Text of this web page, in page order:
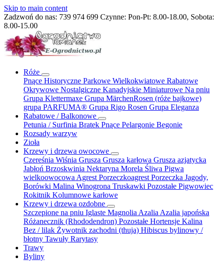
Skip to main content
Zadzwoń do nas: 739 974 699 Czynne: Pon-Pt: 8.00-18.00, Sobota:
8.00-15.00
Róże
Pnące Historyczne Parkowe Wielkokwiatowe Rabatowe
Okrywowe Nostalgiczne Kanadyjskie Miniaturowe Na pniu
Grupa Klettermaxe Grupa MärchenRosen (róże bajkowe)
grupa PARFUMA® Grupa Rigo Rosen Grupa Eleganza
Rabatowe / Balkonowe
Petunia / Surfinia Bratek Pnące Pelargonie Begonie
Rozsady warzyw
Zioła
Krzewy i drzewa owocowe
Czereśnia Wiśnia Grusza Grusza karłowa Grusza azjatycka
Jabłoń Brzoskwinia Nektaryna Morela Śliwa Pigwa
wielkoowocowa Agrest Porzeczkoagrest Porzeczka Jagody,
Borówki Malina Winogrona Truskawki Pozostałe Pigwowiec
Rokitnik Kolumnowe karłowe
Krzewy i drzewa ozdobne
Szczepione na pniu Iglaste Magnolia Azalia Azalia japońska
Różanecznik (Rhododendron) Pozostałe Hortensje Kalina
Bez / lilak Żywotnik zachodni (thuja) Hibiscus bylinowy /
błotny Tawuły Rarytasy
Trawy
Byliny